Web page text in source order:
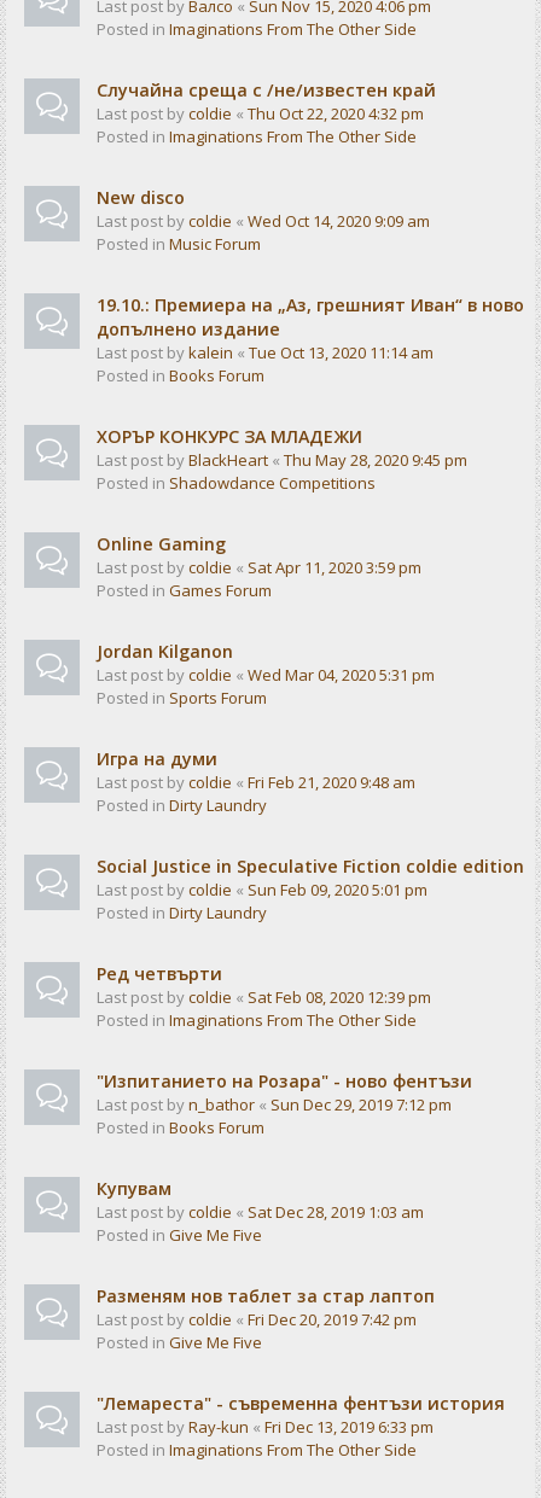
Last post byВалсо « Sun Nov 15, 2020 4:06 pm
Posted in Imaginations From The Other Side
Случайна среща с /не/известен край
Last post bycoldie « Thu Oct 22, 2020 4:32 pm
Posted in Imaginations From The Other Side
New disco
Last post bycoldie « Wed Oct 14, 2020 9:09 am
Posted in Music Forum
19.10.: Премиера на „Аз, грешният Иван“ в ново
допълнено издание
Last post bykalein « Tue Oct 13, 2020 11:14 am
Posted in Books Forum
ХОРЪР КОНКУРС ЗА МЛАДЕЖИ
Last post byBlackHeart « Thu May 28, 2020 9:45 pm
Posted in Shadowdance Competitions
Online Gaming
Last post bycoldie « Sat Apr 11, 2020 3:59 pm
Posted in Games Forum
Jordan Kilganon
Last post bycoldie « Wed Mar 04, 2020 5:31 pm
Posted in Sports Forum
Игра на думи
Last post bycoldie « Fri Feb 21, 2020 9:48 am
Posted in Dirty Laundry
Social Justice in Speculative Fiction coldie edition
Last post bycoldie « Sun Feb 09, 2020 5:01 pm
Posted in Dirty Laundry
Ред четвърти
Last post bycoldie « Sat Feb 08, 2020 12:39 pm
Posted in Imaginations From The Other Side
"Изпитанието на Розара" - ново фентъзи
Last post byn_bathor « Sun Dec 29, 2019 7:12 pm
Posted in Books Forum
Купувам
Last post bycoldie « Sat Dec 28, 2019 1:03 am
Posted in Give Me Five
Разменям нов таблет за стар лаптоп
Last post bycoldie « Fri Dec 20, 2019 7:42 pm
Posted in Give Me Five
"Лемареста" - съвременна фентъзи история
Last post byRay-kun « Fri Dec 13, 2019 6:33 pm
Posted in Imaginations From The Other Side